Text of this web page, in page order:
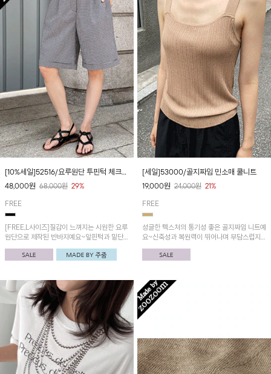
[10%세일]52516/요루원단 투핀턱 체크반
바지
48,000원 68,000원 29%
FREE
[FREE,L사이즈]질감이 느껴지는 시원한 요루
원단으로 제작된 반바지예요~앞핀턱과 밑단
롤업으로 멋스러운 핏!
[세일]53000/골지짜임 민소매 쿨니트
19,000원 24,000원 21%
FREE
성글한 텍스처의 통기성 좋은 골지짜임 니트예
요~신축성과 복원력이 뛰어나며 부담스럽지
않은 슬림핏으로 여기저기 코디하기 좋은 아이